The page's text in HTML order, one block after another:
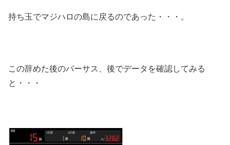
持ち玉でマジハロの島に戻るのであった・・・。
この辞めた後のバーサス、後でデータを確認してみる
と・・・